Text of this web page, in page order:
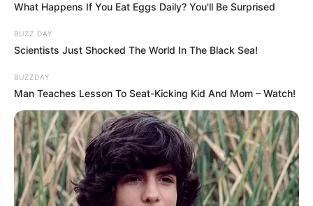
What Happens If You Eat Eggs Daily? You'll Be Surprised
BUZZ DAY
Scientists Just Shocked The World In The Black Sea!
BUZZDAY
Man Teaches Lesson To Seat-Kicking Kid And Mom – Watch!